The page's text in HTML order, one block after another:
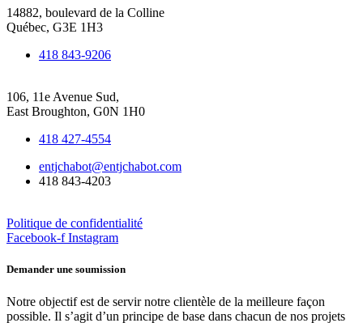
14882, boulevard de la Colline
Québec, G3E 1H3
418 843-9206
106, 11e Avenue Sud,
East Broughton, G0N 1H0
418 427-4554
entjchabot@entjchabot.com
418 843-4203
Politique de confidentialité
Facebook-f Instagram
Demander une soumission
Notre objectif est de servir notre clientèle de la meilleure façon
possible. Il s’agit d’un principe de base dans chacun de nos projets